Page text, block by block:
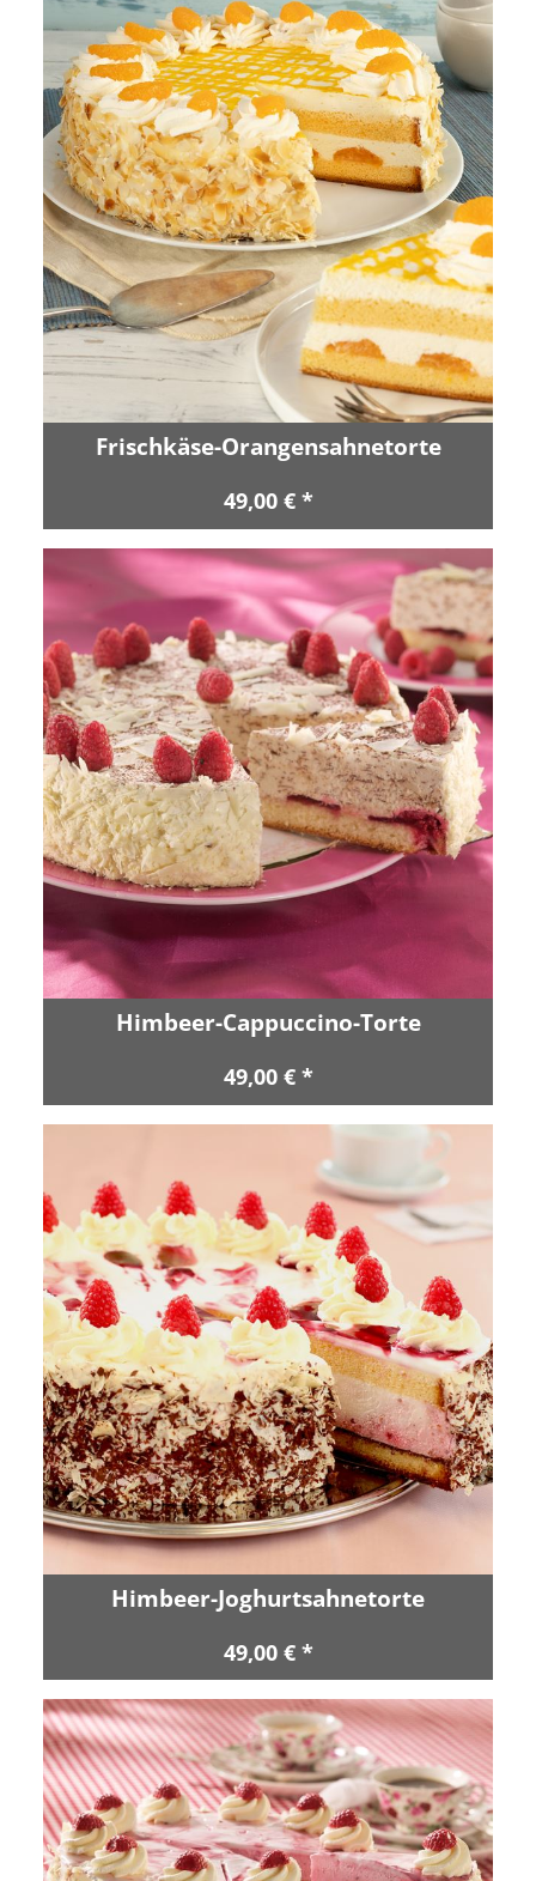
Frischkäse-Orangensahnetorte
49,00 € *
Himbeer-Cappuccino-Torte
49,00 € *
Himbeer-Joghurtsahnetorte
49,00 € *